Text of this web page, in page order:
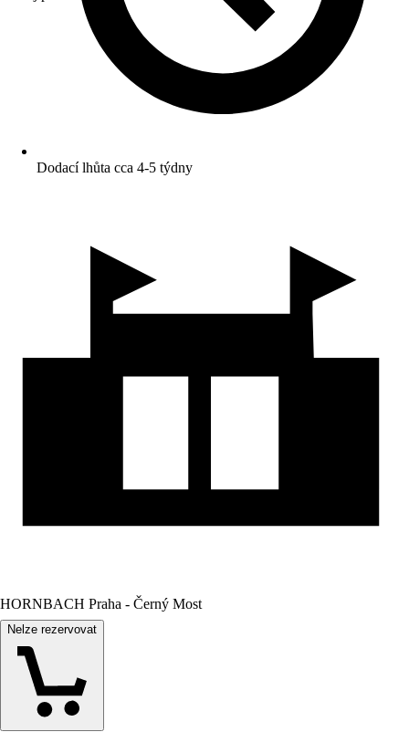
Dodací lhůta cca 4-5 týdny
HORNBACH Praha - Černý Most
Nelze rezervovat